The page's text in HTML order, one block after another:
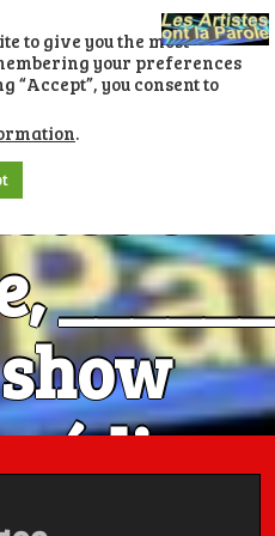
ont
______
to give you the most
your preferences
“Accept”, you consent to
.